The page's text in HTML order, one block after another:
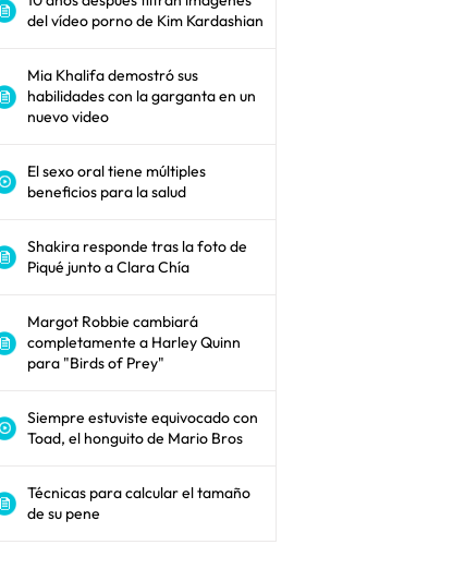
del vídeo porno de Kim Kardashian
Mia Khalifa demostró sus
habilidades con la garganta en un
nuevo video
El sexo oral tiene múltiples
beneficios para la salud
Shakira responde tras la foto de
Piqué junto a Clara Chía
Margot Robbie cambiará
completamente a Harley Quinn
para "Birds of Prey"
Siempre estuviste equivocado con
Toad, el honguito de Mario Bros
Técnicas para calcular el tamaño
de su pene